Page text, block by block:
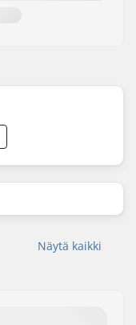
Näytä kaikki